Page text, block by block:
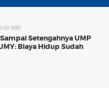
WIB
Setengahnya UMP
Biaya Hidup Sudah